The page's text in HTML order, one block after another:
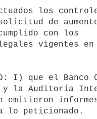
los
de
con los
vigentes
I) que el Banco
y la Auditoría
emitieron
lo peticionado.